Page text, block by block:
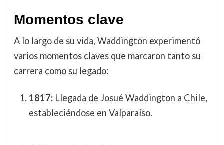
Momentos clave
A lo largo de su vida, Waddington experimentó
varios momentos claves que marcaron tanto su
carrera como su legado:
1817:Llegada de Josué Waddington a Chile,
estableciéndose en Valparaíso.